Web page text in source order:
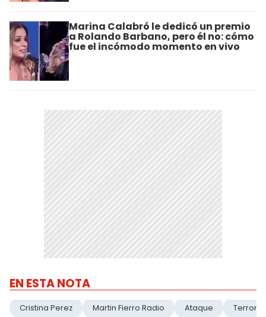
Marina Calabró le dedicó un premio
a Rolando Barbano, pero él no: cómo
fue el incómodo momento en vivo
EN ESTA NOTA
Cristina Perez Martin Fierro Radio Ataque